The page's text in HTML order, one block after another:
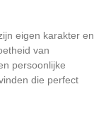
eigen karakter en
van
persoonlijke
die perfect